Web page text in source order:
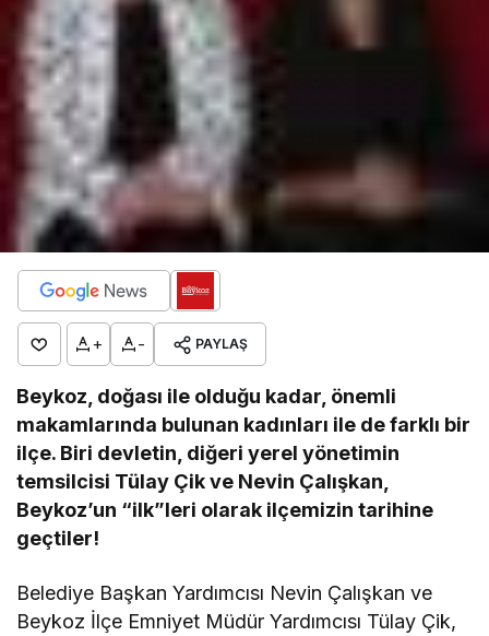
+ - PAYLAŞ
Beykoz, doğası ile olduğu kadar, önemli
makamlarında bulunan kadınları ile de farklı bir
ilçe. Biri devletin, diğeri yerel yönetimin
temsilcisi Tülay Çik ve Nevin Çalışkan,
Beykoz’un “ilk”leri olarak ilçemizin tarihine
geçtiler!
Belediye Başkan Yardımcısı Nevin Çalışkan ve
Beykoz İlçe Emniyet Müdür Yardımcısı Tülay Çik,